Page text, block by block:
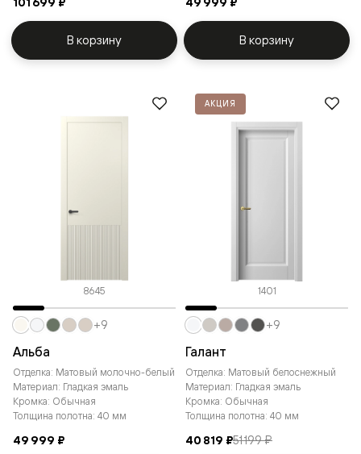
В корзину В корзину
8645
Альба
Отделка: Матовый молочно-белый
Материал: Гладкая эмаль
Кромка: Обычная
Толщина полотна: 40 мм
49 999 ₽
+9
АКЦИЯ
1401
Галант
Отделка: Матовый белоснежный
Материал: Гладкая эмаль
Кромка: Обычная
Толщина полотна: 40 мм
40 819 ₽51 199 ₽
+9